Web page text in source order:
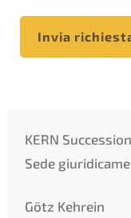
Invia
KERN
Sede
Götz Kehrein